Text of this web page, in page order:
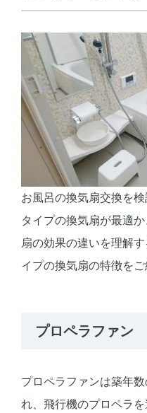
お風呂の換気扇交換を
タイプの換気扇が最適
扇の効果の違いを理解
イプの換気扇の特徴をご
プロペラファン
プロペラファンは築年
れ、飛行機のプロペラ